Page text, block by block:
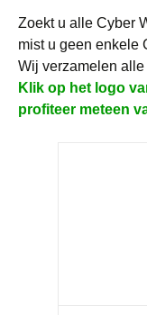
Zoekt u alle Cyber
mist u geen enkele
Wij verzamelen
Klik op het logo
profiteer meteen